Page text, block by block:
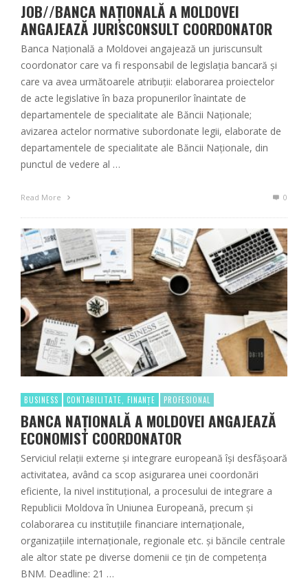
JOB//BANCA NAȚIONALĂ A MOLDOVEI
ANGAJEAZĂ JURISCONSULT COORDONATOR
Banca Națională a Moldovei angajează un juriscunsult
coordonator care va fi responsabil de legislația bancară și
care va avea următoarele atribuții: elaborarea proiectelor
de acte legislative în baza propunerilor înaintate de
departamentele de specialitate ale Băncii Naționale;
avizarea actelor normative subordonate legii, elaborate de
departamentele de specialitate ale Băncii Naționale, din
punctul de vedere al …
Read More 0
BUSINESS CONTABILITATE, FINANȚE PROFESIONAL
BANCA NAȚIONALĂ A MOLDOVEI ANGAJEAZĂ
ECONOMIST COORDONATOR
Serviciul relații externe și integrare europeană își desfășoară
activitatea, având ca scop asigurarea unei coordonări
eficiente, la nivel instituțional, a procesului de integrare a
Republicii Moldova în Uniunea Europeană, precum și
colaborarea cu instituțiile financiare internaționale,
organizațiile internaționale, regionale etc. și băncile centrale
ale altor state pe diverse domenii ce țin de competența
BNM. Deadline: 21 …